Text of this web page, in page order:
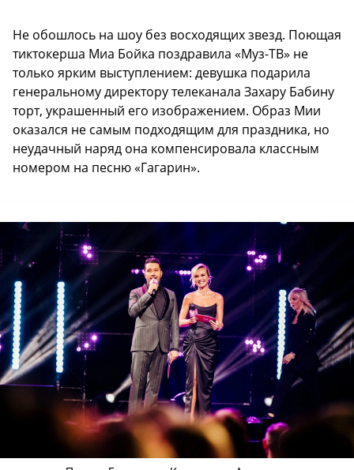
Не обошлось на шоу без восходящих звезд. Поющая
тиктокерша Миа Бойка поздравила «Муз-ТВ» не
только ярким выступлением: девушка подарила
генеральному директору телеканала Захару Бабину
торт, украшенный его изображением. Образ Мии
оказался не самым подходящим для праздника, но
неудачный наряд она компенсировала классным
номером на песню «Гагарин».